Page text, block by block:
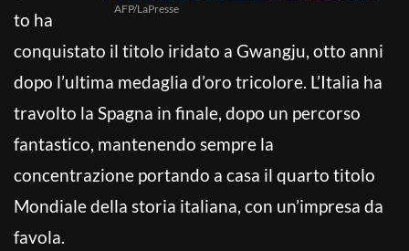
AFP/LaPresse
to ha
conquistato il titolo iridato a Gwangju, otto anni
dopo l’ultima medaglia d’oro tricolore. L’Italia ha
travolto la Spagna in finale, dopo un percorso
fantastico, mantenendo sempre la
concentrazione portando a casa il quarto titolo
Mondiale della storia italiana, con un’impresa da
favola.